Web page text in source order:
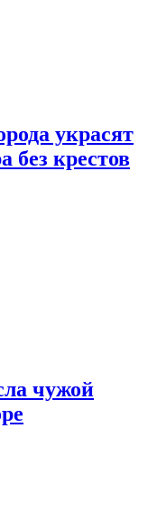
украсят
без крестов
чужой